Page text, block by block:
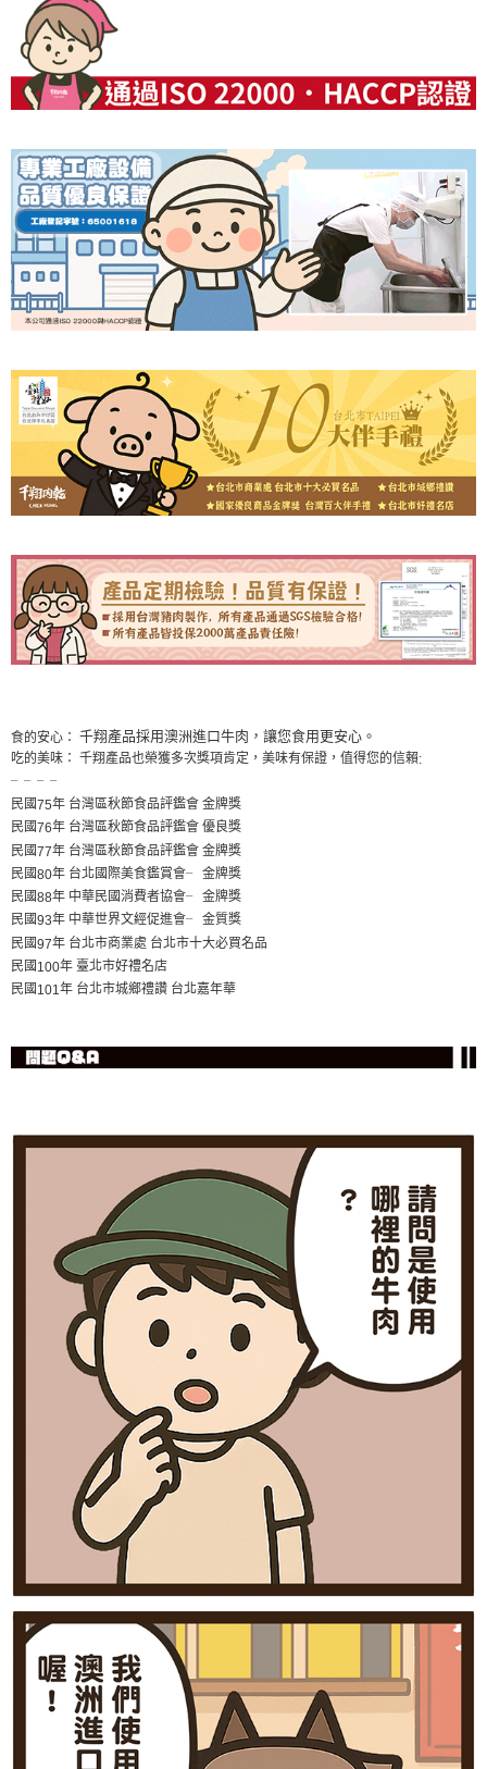
食的安心： 千翔產品採用澳洲進口牛肉，讓您食用更安心。
吃的美味： 千翔產品也榮獲多次獎項肯定，美味有保證，值得您的信賴:
╴╴╴╴
民國75年 台灣區秋節食品評鑑會 金牌獎
民國76年 台灣區秋節食品評鑑會 優良獎
民國77年 台灣區秋節食品評鑑會 金牌獎
民國80年 台北國際美食鑑賞會╴
金牌獎
民國88年 中華民國消費者協會╴
金牌獎
民國93年 中華世界文經促進會╴
金質獎
民國97年 台北市商業處 台北市十大必買名品
民國 100年 臺北市好禮名店
民國 101年 台北市城鄉禮讚 台北嘉年華